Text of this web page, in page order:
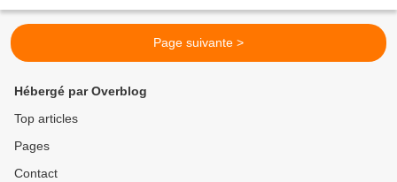
Page suivante >
Hébergé par Overblog
Top articles
Pages
Contact